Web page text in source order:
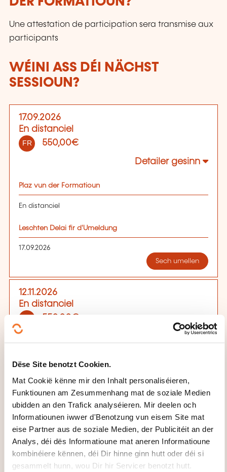
Dëse Site benotzt Cookien.
Mat Cookië kënne mir den Inhalt personaliséieren,
Funktiounen am Zesummenhang mat de soziale Medien
ubidden an den Trafick analyséieren. Mir deelen och
Informatiounen iwwer d'Benotzung vun eisem Site mat
eise Partner aus de soziale Medien, der Publicitéit an der
Analys, déi dës Informatioune mat aneren Informatioune
kombinéiere kënnen, déi Dir hinne ginn hutt oder déi si
gesammelt hunn, wou Dir hir Servicer benotzt hutt.
Une attestation de participation sera transmise aux
participants
WÉINI ASS DÉI NÄCHST
SESSIOUN?
17.09.2026
En distanciel
FR 550,00€
Detailer gesinn
Plaz vun der Formatioun
En distanciel
Leschten Delai fir d'Umeldung
17.09.2026
Sech umellen
12.11.2026
En distanciel
550,00€
Detailer gesinn
Wéi kann een
d'Formatiounsinstitut